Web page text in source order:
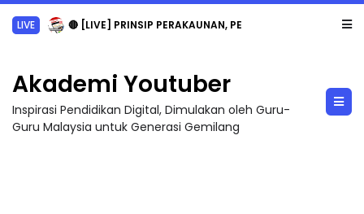
LIVE 🔴 [LIVE] PRINSIP PERAKAUNAN, PECUT SKOR SOALAN 1 TRIAL OLEH CIKGU WAN...
Akademi Youtuber
Inspirasi Pendidikan Digital, Dimulakan oleh Guru-
Guru Malaysia untuk Generasi Gemilang